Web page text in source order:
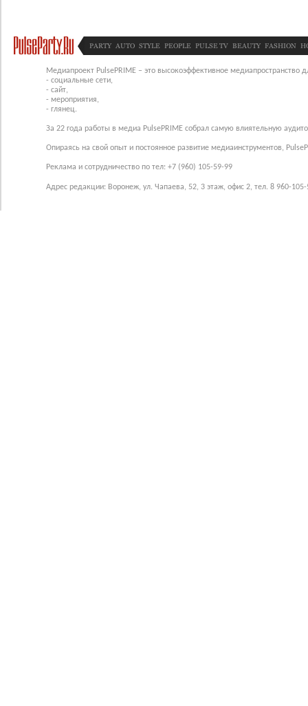
PARTY AUTO STYLE PEOPLE PULSE TV BEAUTY FASHION
Медиапроект PulsePRIME – это высокоэффективное медиапространство
- социальные сети,
- сайт,
- мероприятия,
- глянец.
За 22 года работы в медиа PulsePRIME собрал самую влиятельную
Опираясь на свой опыт и постоянное развитие медиаинструментов,
Реклама и сотрудничество по тел: +7 (960) 105-59-99
Адрес редакции: Воронеж, ул. Чапаева, 52, 3 этаж, офис 2, тел. 8 960-